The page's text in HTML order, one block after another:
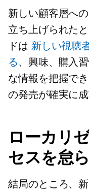
新しい顧客層へ
立ち上げられた
ドは 新しい視聴
る、興味、購入
な情報を把握で
の発売が確実に成
ローカリ
セスを怠
結局のところ、